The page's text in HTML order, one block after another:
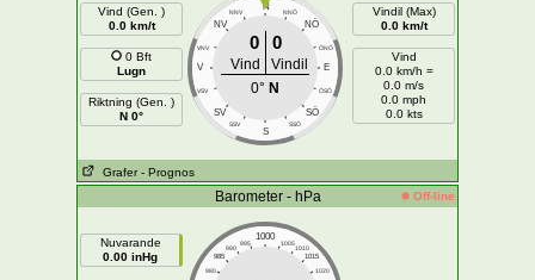
Vind (Gen. )
0.0 km/t
0 Bft
Lugn
Riktning (Gen. )
N 0°
N
NNV NNÖ
NV NÖ
VNV ÖNÖ
V E
VSV ÖSÖ
SV SÖ
SSV SSÖ
S
0 0
Vind
Vindil
0° N
Vindil (Max)
0.0 km/t
Vind
0.0 km/h =
0.0 m/s
0.0 mph
0.0 kts
Grafer - Prognos
Barometer - hPa Off-line
Nuvarande
0.00 inHg
1000
995 1005
990
1010
985
1015
980
1020